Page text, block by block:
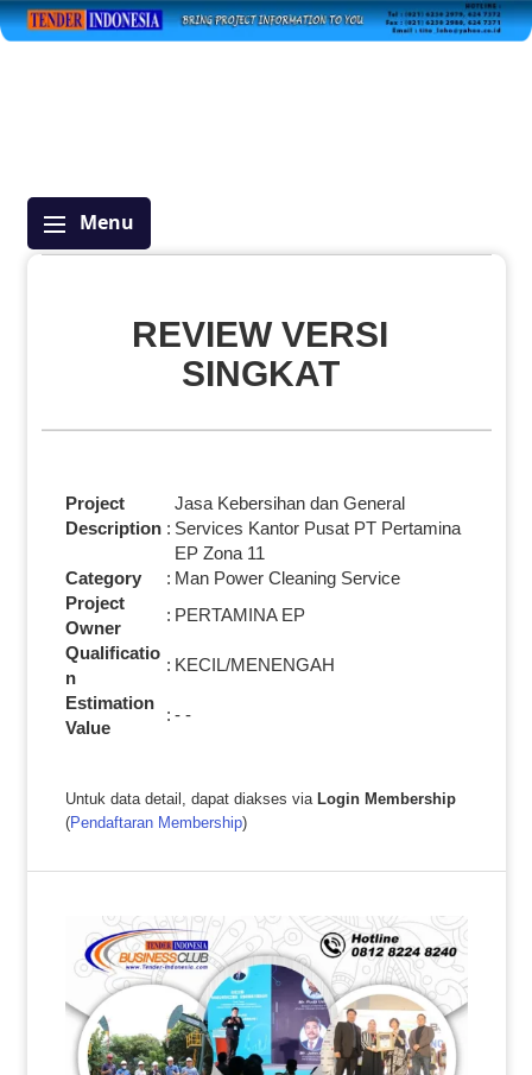
Menu
REVIEW VERSI
SINGKAT
Project
Description :
Jasa Kebersihan dan General
Services Kantor Pusat PT Pertamina
EP Zona 11
Category
: Man Power Cleaning Service
Project
Owner
: PERTAMINA EP
Qualificatio
n
: KECIL/MENENGAH
Estimation
Value
: - -
Untuk data detail, dapat diakses via Login Membership
(Pendaftaran Membership)